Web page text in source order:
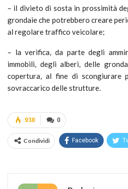
– il divieto di sosta in prossimità
grondaie che potrebbero creare
al regolare traffico veicolare;
– la verifica, da parte degli
immobili, degli alberi, delle
copertura, al fine di scongiurare
sovraccarico delle strutture.
0
938
Condividi Facebook